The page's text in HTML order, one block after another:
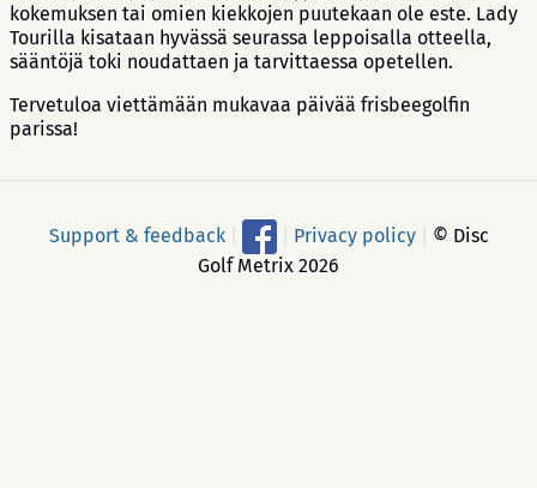
kokemuksen tai omien kiekkojen puutekaan ole este. Lady
Tourilla kisataan hyvässä seurassa leppoisalla otteella,
sääntöjä toki noudattaen ja tarvittaessa opetellen.
Tervetuloa viettämään mukavaa päivää frisbeegolfin
parissa!
Support & feedback Privacy policy
© Disc
Golf Metrix 2026